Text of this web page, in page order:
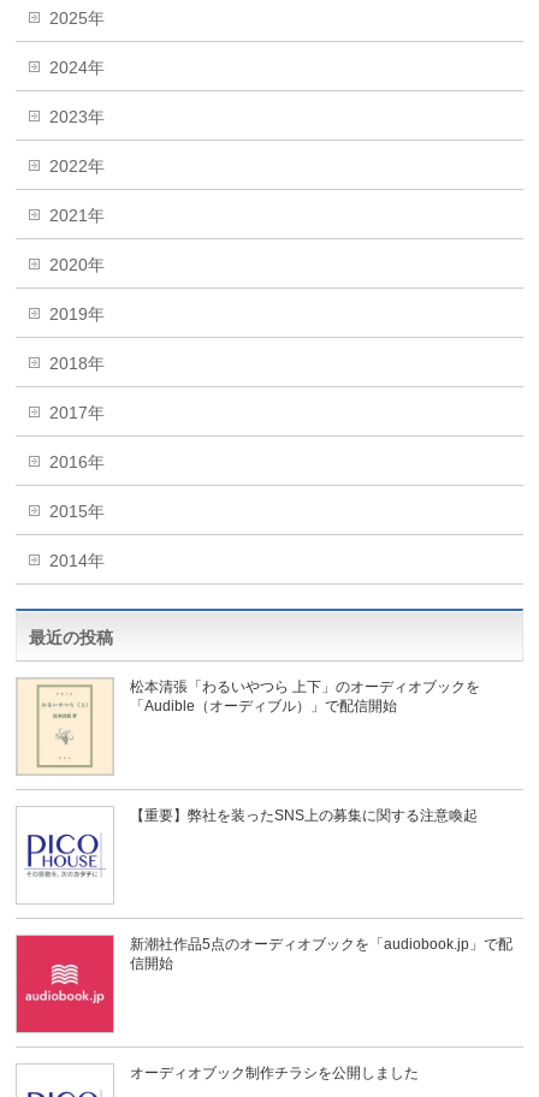
2025年
2024年
2023年
2022年
2021年
2020年
2019年
2018年
2017年
2016年
2015年
2014年
最近の投稿
松本清張「わるいやつら 上下」のオーディオブックを
「Audible（オーディブル）」で配信開始
【重要】弊社を装ったSNS上の募集に関する注意喚起
新潮社作品5点のオーディオブックを「audiobook.jp」で配
信開始
オーディオブック制作チラシを公開しました